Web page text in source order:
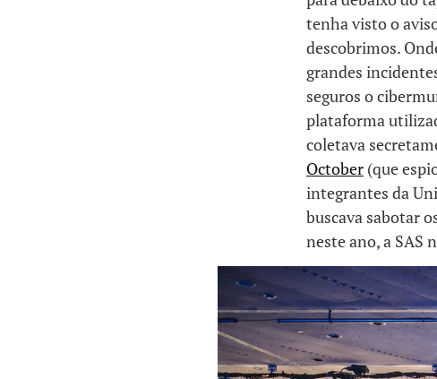
tenha visto o
descobrimos.
grandes
seguros o
plataforma
coletava
October (que
integrantes da
buscava sabotar
neste ano, a SAS